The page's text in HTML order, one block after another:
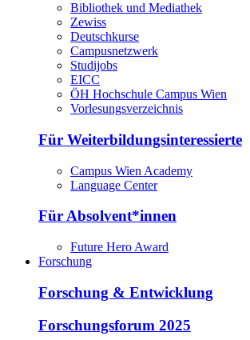
Bibliothek und Mediathek
Zewiss
Deutschkurse
Campusnetzwerk
Studijobs
EICC
ÖH Hochschule Campus Wien
Vorlesungsverzeichnis
Für Weiterbildungsinteressierte
Campus Wien Academy
Language Center
Für Absolvent*innen
Future Hero Award
Forschung
Forschung & Entwicklung
Forschungsforum 2025